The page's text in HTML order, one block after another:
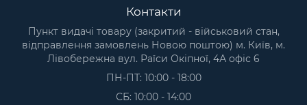
Контакти
Пункт видачі товару (закритий - військовий стан,
відправлення замовлень Новою поштою) м. Київ, м.
Лівобережна вул. Раїси Окіпної, 4А офіс 6
ПН-ПТ: 10:00 - 18:00
СБ: 10:00 - 14:00